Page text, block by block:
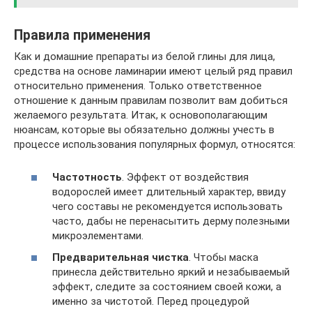
Правила применения
Как и домашние препараты из белой глины для лица,
средства на основе ламинарии имеют целый ряд правил
относительно применения. Только ответственное
отношение к данным правилам позволит вам добиться
желаемого результата. Итак, к основополагающим
нюансам, которые вы обязательно должны учесть в
процессе использования популярных формул, относятся:
Частотность . Эффект от воздействия
водорослей имеет длительный характер, ввиду
чего составы не рекомендуется использовать
часто, дабы не перенасытить дерму полезными
микроэлементами.
Предварительная чистка. Чтобы маска
принесла действительно яркий и незабываемый
эффект, следите за состоянием своей кожи, а
именно за чистотой. Перед процедурой